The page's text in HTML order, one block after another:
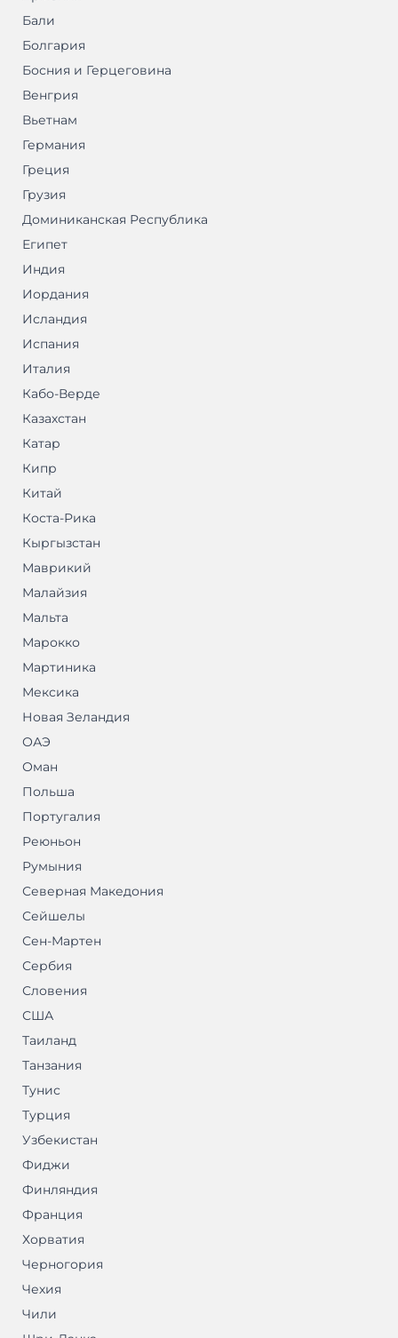
Бали
Болгария
Босния и Герцеговина
Венгрия
Вьетнам
Германия
Греция
Грузия
Доминиканская Республика
Египет
Индия
Иордания
Исландия
Испания
Италия
Кабо-Верде
Казахстан
Катар
Кипр
Китай
Коста-Рика
Кыргызстан
Маврикий
Малайзия
Мальта
Марокко
Мартиника
Мексика
Новая Зеландия
ОАЭ
Оман
Польша
Португалия
Реюньон
Румыния
Северная Македония
Сейшелы
Сен-Мартен
Сербия
Словения
США
Таиланд
Танзания
Тунис
Турция
Узбекистан
Фиджи
Финляндия
Франция
Хорватия
Черногория
Чехия
Чили